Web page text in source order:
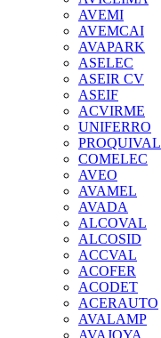
AVEMI
AVEMCAI
AVAPARK
ASELEC
ASEIR CV
ASEIF
ACVIRME
UNIFERRO
PROQUIVAL
COMELEC
AVEO
AVAMEL
AVADA
ALCOVAL
ALCOSID
ACCVAL
ACOFER
ACODET
ACERAUTO
AVALAMP
AVAJOYA